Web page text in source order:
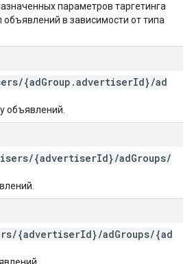
параметров таргетинга
объявлений в зависимости от типа
/{adGroup .advertiserId}/ad
объявлений.
/{advertiserId}/adGroups/
/{advertiserId}/adGroups/{ad